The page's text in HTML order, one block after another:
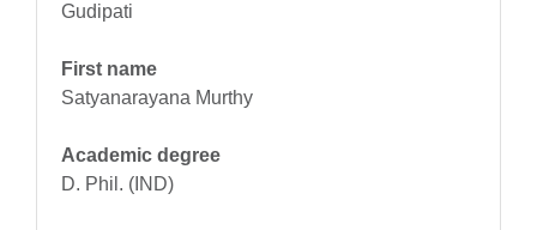
Gudipati
First name
Satyanarayana Murthy
Academic degree
D. Phil. (IND)